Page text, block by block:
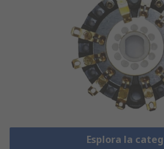
Esplora la